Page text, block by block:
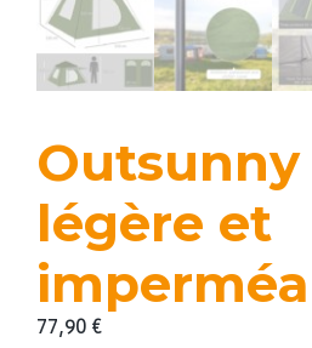
légère et
77,90€